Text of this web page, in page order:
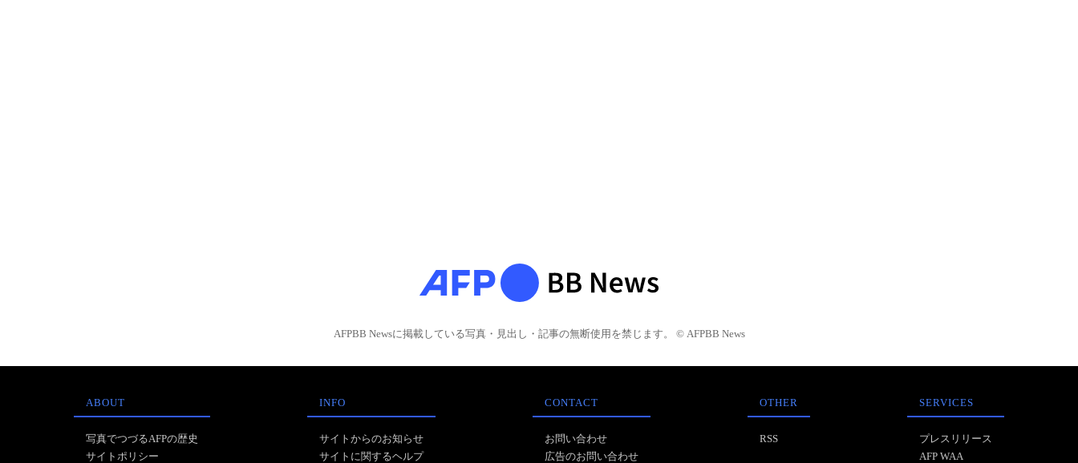
AFPBB Newsに掲載している写真・見出し・記事の無断使用を禁じます。 © AFPBB News
ABOUT
写真でつづるAFPの歴史
サイトポリシー
INFO
サイトからのお知らせ
サイトに関するヘルプ
CONTACT
お問い合わせ
広告のお問い合わせ
OTHER
RSS
SERVICES
プレスリリース
AFP WAA